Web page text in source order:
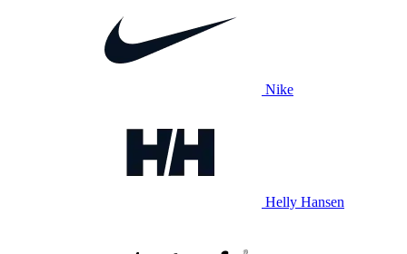
Nike
Helly Hansen